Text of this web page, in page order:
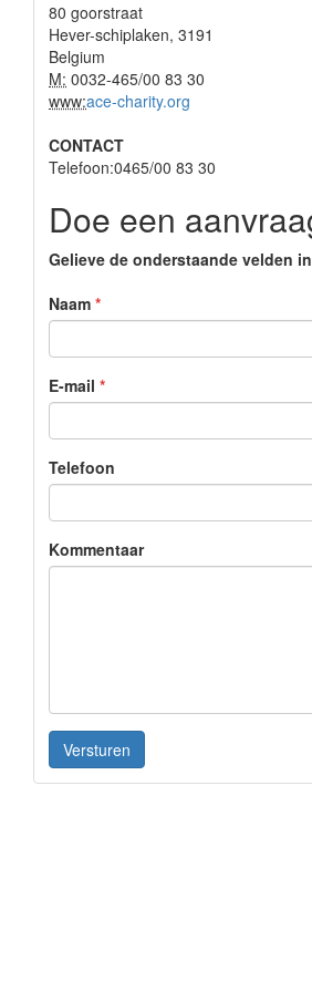
80 goorstraat
Hever-schiplaken, 3191
Belgium
M: 0032-465/00 83 30
www:ace-charity.org
CONTACT
Telefoon:0465/00 83 30
Doe een
Gelieve de onderstaande velden
Naam
E-mail
Telefoon
Kommentaar
Versturen